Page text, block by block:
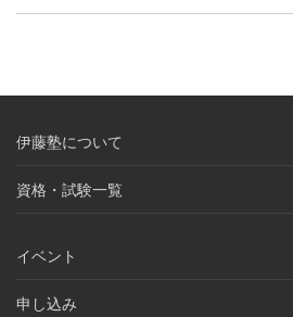
伊藤塾について
資格・試験一覧
イベント
申し込み